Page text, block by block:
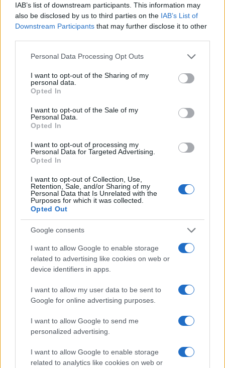
IAB’s list of downstream participants. This information may
also be disclosed by us to third parties on the IAB’s List of
Downstream Participants that may further disclose it to other
Please note that this website/app uses one or more Google
not limited to your visit or usage behaviour. You may click to
grant or deny consent to Google and its third-party tags to
use your data for below specified purposes in below Google
consent section.
Personal Data Processing Opt Outs
I want to opt-out of the Sharing of my
personal data.
Opted In
I want to opt-out of the Sale of my
Personal Data.
Opted In
I want to opt-out of processing my
Personal Data for Targeted Advertising.
Opted In
I want to opt-out of Collection, Use,
Retention, Sale, and/or Sharing of my
Personal Data that Is Unrelated with the
Purposes for which it was collected.
Opted Out
Google consents
I want to allow Google to enable storage
related to advertising like cookies on web or
device identifiers in apps.
I want to allow my user data to be sent to
Google for online advertising purposes.
I want to allow Google to send me
personalized advertising.
I want to allow Google to enable storage
related to analytics like cookies on web or
mindig jelentős nemek közötti szakadékot, és
egyre több nő lép majd csillagászi pályára a
Zsidó nő sétál a világűrben
Egy különleges családi járattal 140 új
alijázó érkezett Izraelbe